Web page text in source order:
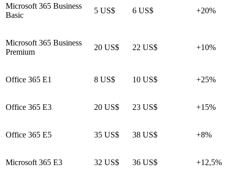
Microsoft 365 Business
Basic
5 US$ 6 US$ +20%
Microsoft 365 Business
Premium
20 US$ 22 US$ +10%
Office 365 E1 8 US$ 10 US$ +25%
Office 365 E3 20 US$ 23 US$ +15%
Office 365 E5 35 US$ 38 US$ +8%
Microsoft 365 E3 32 US$ 36 US$ +12,5%